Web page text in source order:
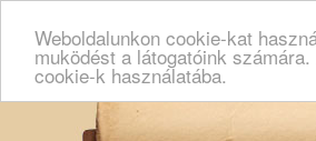
Weboldalunkon cookie-kat
muködést a látogatóink
cookie-k használatába.